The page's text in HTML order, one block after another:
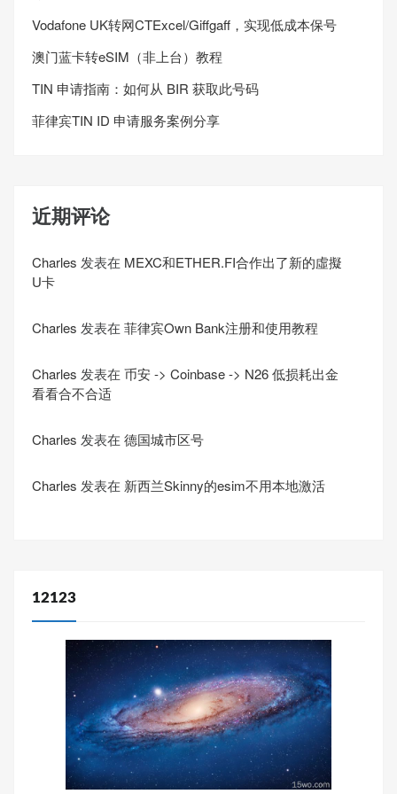
Vodafone UK转网CTExcel/Giffgaff，实现低成本保号
澳门蓝卡转eSIM（非上台）教程
TIN 申请指南：如何从 BIR 获取此号码
菲律宾TIN ID 申请服务案例分享
近期评论
Charles 发表在 MEXC和ETHER.FI合作出了新的虛擬
U卡
Charles 发表在 菲律宾Own Bank注册和使用教程
Charles 发表在 币安 -> Coinbase -> N26 低损耗出金
看看合不合适
Charles 发表在 德国城市区号
Charles 发表在 新西兰Skinny的esim不用本地激活
12123